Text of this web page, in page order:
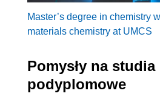
Master’s degree in chemistry
materials chemistry at UMCS
Pomysły na studia
podyplomowe